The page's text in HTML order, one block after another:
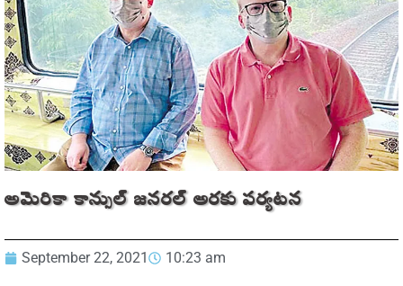
అమెరికా కాన్సుల్ జనరల్ అరకు పర్యటన
September 22, 2021 10:23 am